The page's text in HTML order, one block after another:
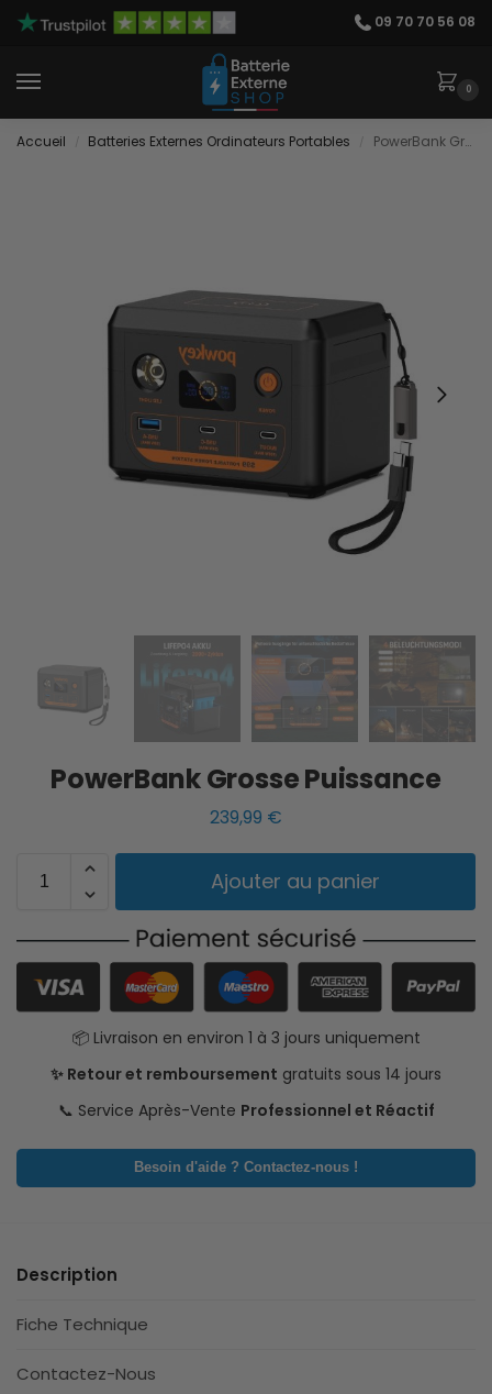
09 70 70 56 08
0
Accueil Batteries Externes Ordinateurs Portables PowerBank Grosse Puissance
PowerBank Grosse Puissance
239,99 €
Ajouter au panier
📦 Livraison en environ 1 à 3 jours uniquement
✨ Retour et remboursement gratuits sous 14 jours
📞 Service Après-Vente Professionnel et Réactif
Besoin d'aide ? Contactez-nous !
Description
Fiche Technique
Contactez-Nous